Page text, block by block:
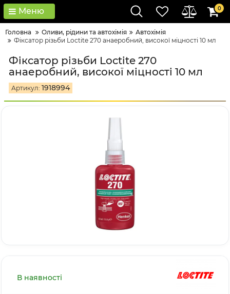
Меню 0
Головна Оливи, рідини та автохімія
Автохімія
Фіксатор різьби Loctite 270 анаеробний, високої міцності 10 мл
Фіксатор різьби Loctite 270
анаеробний, високої міцності 10 мл
Артикул: 1918994
В наявності